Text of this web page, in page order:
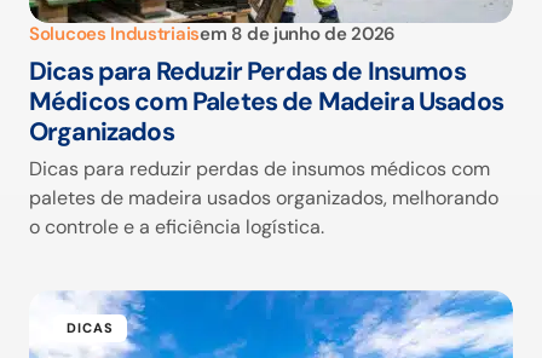
Solucoes Industriaisem 8 de junho de 2026
Dicas para Reduzir Perdas de Insumos
Médicos com Paletes de Madeira Usados
Organizados
Dicas para reduzir perdas de insumos médicos com
paletes de madeira usados organizados, melhorando
o controle e a eficiência logística.
DICAS